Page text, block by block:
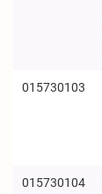
015730103
015730104